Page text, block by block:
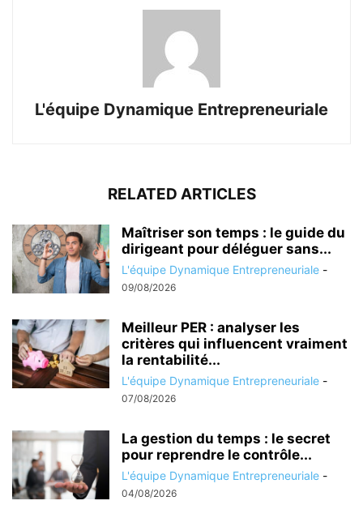
L'équipe Dynamique Entrepreneuriale
RELATED ARTICLES
Maîtriser son temps : le guide du
dirigeant pour déléguer sans...
L'équipe Dynamique Entrepreneuriale -
09/08/2026
Meilleur PER : analyser les
critères qui influencent vraiment
la rentabilité...
L'équipe Dynamique Entrepreneuriale -
07/08/2026
La gestion du temps : le secret
pour reprendre le contrôle...
L'équipe Dynamique Entrepreneuriale -
04/08/2026